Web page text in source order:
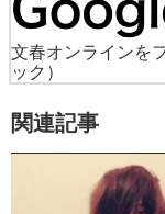
文春オンラインを
ック）
関連記事